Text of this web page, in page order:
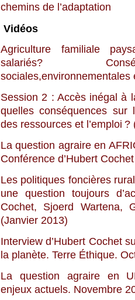
chemins de l’adaptation
Vidéos
Agriculture familiale
salariés?
sociales,environnementales
Session 2 : Accès inégal à
quelles conséquences sur
des ressources et l’emploi ?
La question agraire en
Conférence d’Hubert Cochet
Les politiques foncières
une question toujours
Cochet, Sjoerd Wartena,
(Janvier 2013)
Interview d’Hubert Cochet
la planète. Terre Éthique.
La question agraire en
enjeux actuels. Novembre